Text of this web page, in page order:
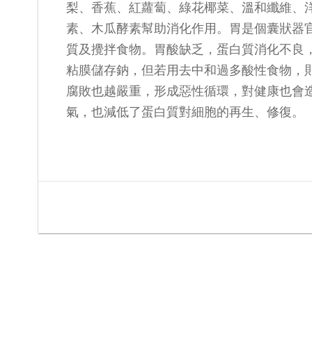
梨、香蕉、紅蘿蔔、綠花椰菜、溫和纖維
素、木瓜酵素幫助消化作用。胃是個囊狀
質及攪拌食物。胃酸缺乏，蛋白質消化不
粘膜儲存鈉，但若用去中和過多酸性食物
腐敗也越嚴重，形成惡性循環，對健康也
氣，也減低了蛋白質對細胞的再生、修復。